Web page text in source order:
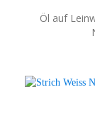
Öl auf